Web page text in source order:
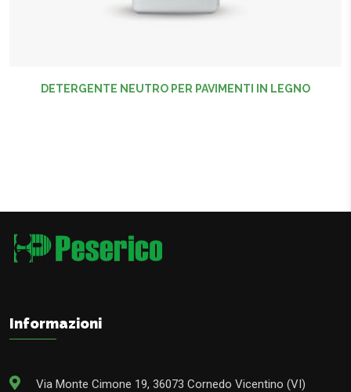
DETERGENTE NEUTRO PER PAVIMENTI IN LEGNO
Informazioni
Via Monte Cimone 19, 36073 Cornedo Vicentino (VI)